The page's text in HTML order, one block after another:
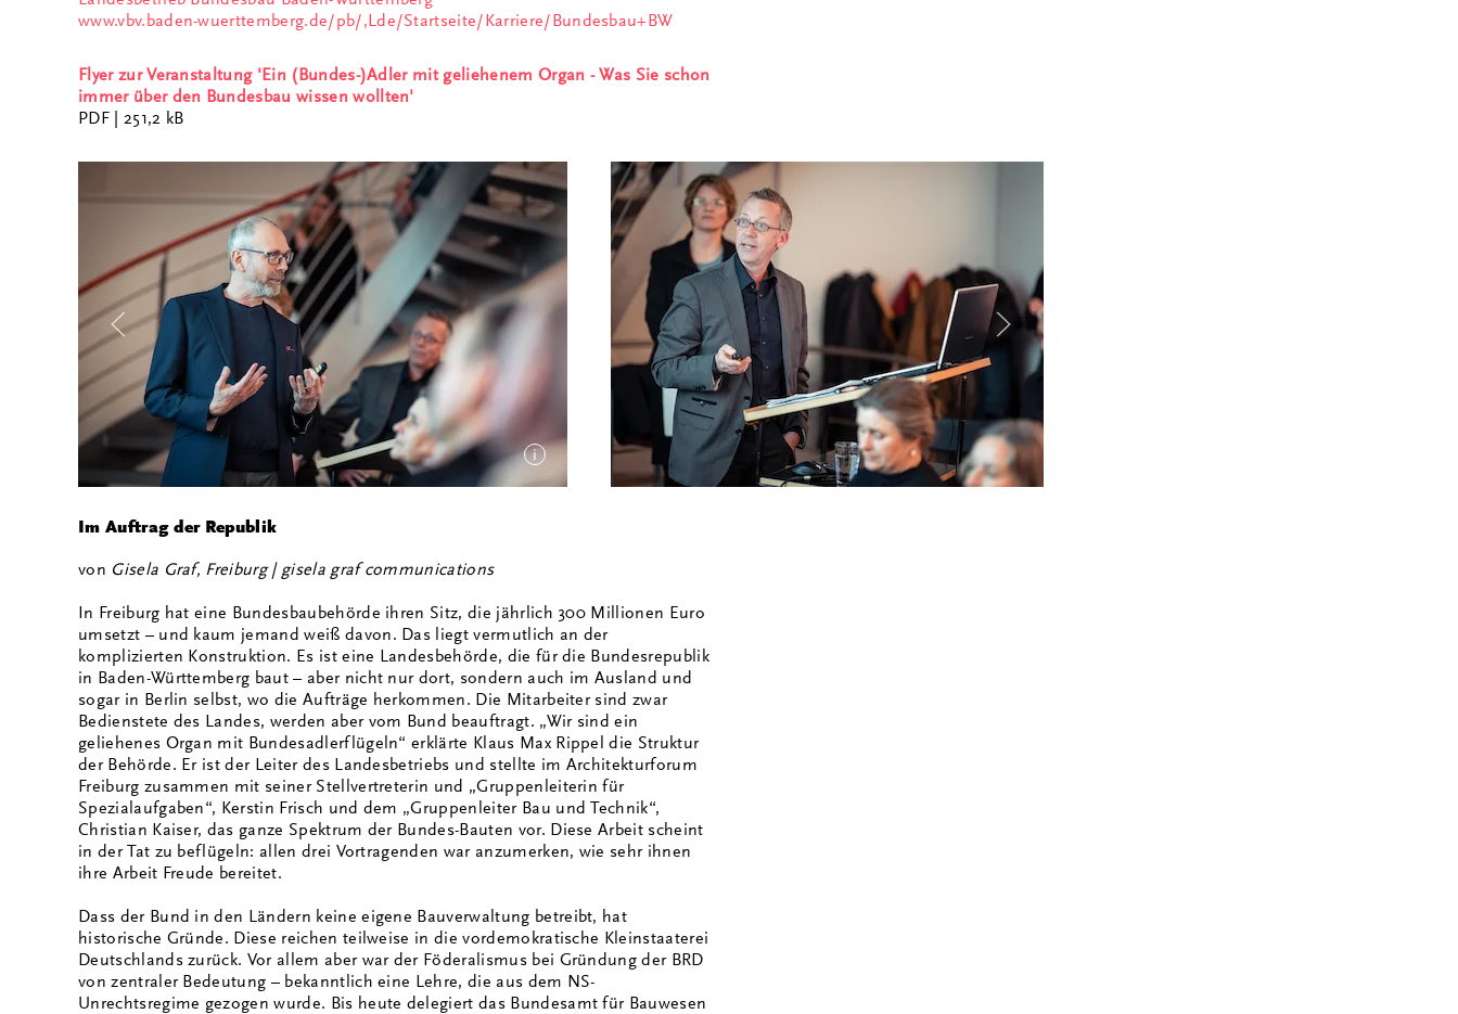
www.vbv.baden-wuerttemberg.de/pb/,Lde/Startseite/Karriere/Bundesbau+BW
Flyer zur Veranstaltung 'Ein (Bundes-)Adler mit geliehenem Organ - Was Sie schon
immer über den Bundesbau wissen wollten'
PDF| 251,2 kB
Im Auftrag der Republik
von Gisela Graf, Freiburg | gisela graf communications
In Freiburg hat eine Bundesbaubehörde ihren Sitz, die jährlich 300 Millionen Euro
umsetzt – und kaum jemand weiß davon. Das liegt vermutlich an der
komplizierten Konstruktion. Es ist eine Landesbehörde, die für die Bundesrepublik
in Baden-Württemberg baut – aber nicht nur dort, sondern auch im Ausland und
sogar in Berlin selbst, wo die Aufträge herkommen. Die Mitarbeiter sind zwar
Bedienstete des Landes, werden aber vom Bund beauftragt. „Wir sind ein
geliehenes Organ mit Bundesadlerflügeln“ erklärte Klaus Max Rippel die Struktur
der Behörde. Er ist der Leiter des Landesbetriebs und stellte im Architekturforum
Freiburg zusammen mit seiner Stellvertreterin und „Gruppenleiterin für
Spezialaufgaben“, Kerstin Frisch und dem „Gruppenleiter Bau und Technik“,
Christian Kaiser, das ganze Spektrum der Bundes-Bauten vor. Diese Arbeit scheint
in der Tat zu beflügeln: allen drei Vortragenden war anzumerken, wie sehr ihnen
ihre Arbeit Freude bereitet.
Dass der Bund in den Ländern keine eigene Bauverwaltung betreibt, hat
historische Gründe. Diese reichen teilweise in die vordemokratische Kleinstaaterei
Deutschlands zurück. Vor allem aber war der Föderalismus bei Gründung der BRD
von zentraler Bedeutung – bekanntlich eine Lehre, die aus dem NS-
Unrechtsregime gezogen wurde. Bis heute delegiert das Bundesamt für Bauwesen